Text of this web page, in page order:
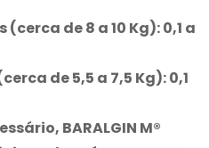
(cerca de 8 a 10 Kg): 0,1 a
de 5,5 a 7,5 Kg): 0,1
BARALGIN M®